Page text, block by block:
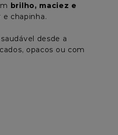
brilho, maciez e
e chapinha.
desde a
opacos ou com